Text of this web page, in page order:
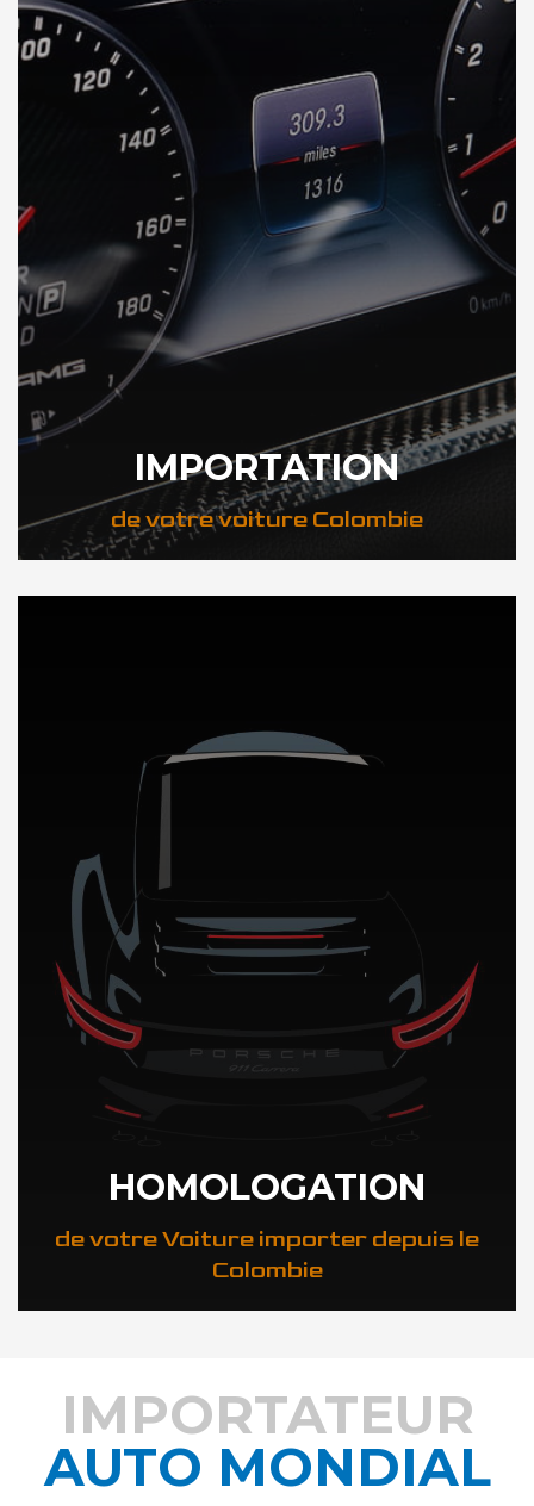
IMPORTATION
de votre voiture Colombie
DÉCOUVREZ NOTRE IMPORTATION AUTO en Colombie
HOMOLOGATION
de votre Voiture importer depuis le
Colombie
DÉCOUVREZ COMMENT
IMPORTATEUR
AUTO MONDIAL